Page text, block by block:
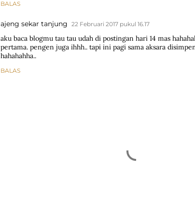
BALAS
ajeng sekar tanjung 22 Februari 2017 pukul 16.17
aku baca blogmu tau tau udah di postingan hari 14 mas
pertama. pengen juga ihhh.. tapi ini pagi sama aksara
hahahahha..
BALAS